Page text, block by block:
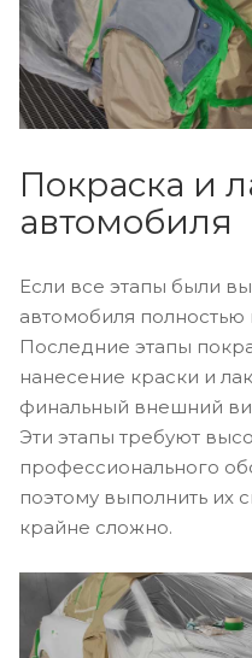
Покраска и
автомобиля
Если все этапы были
автомобиля полностью
Последние этапы
нанесение краски и
финальный внешний
Эти этапы требуют
профессионального
поэтому выполнить их
крайне сложно.